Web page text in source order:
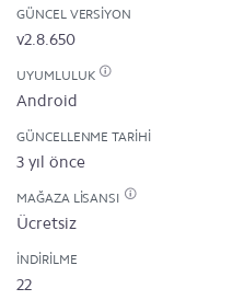
GÜNCEL VERSIYON
v2.8.650
UYUMLULUK
Android
GÜNCELLENME TARIHI
3 yıl önce
MAĞAZA LISANSI
Ücretsiz
İNDIRILME
22